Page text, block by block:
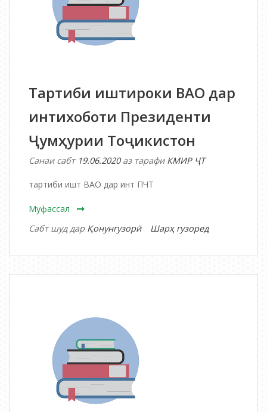
Тартиби иштироки ВАО дар
интихоботи Президенти
Ҷумҳурии Тоҷикистон
Санаи сабт 19.06.2020аз тарафи КМИР ҶТ
тартиби ишт ВАО дар инт ПЧТ
Муфассал
Сабт шуд дар Қонунгузорӣ Шарҳ гузореддар
иштироки
ВАО